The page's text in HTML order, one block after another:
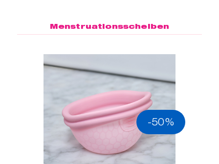
Menstruationsscheiben
-50%